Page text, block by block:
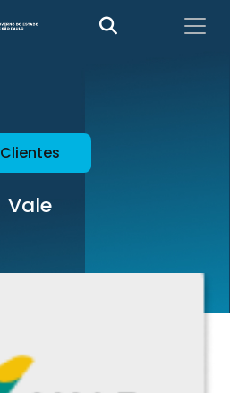
Clientes
Vale